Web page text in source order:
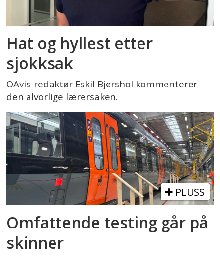
Hat og hyllest etter
sjokksak
OAvis-redaktør Eskil Bjørshol kommenterer
den alvorlige lærersaken.
PLUSS
Omfattende testing går på
skinner